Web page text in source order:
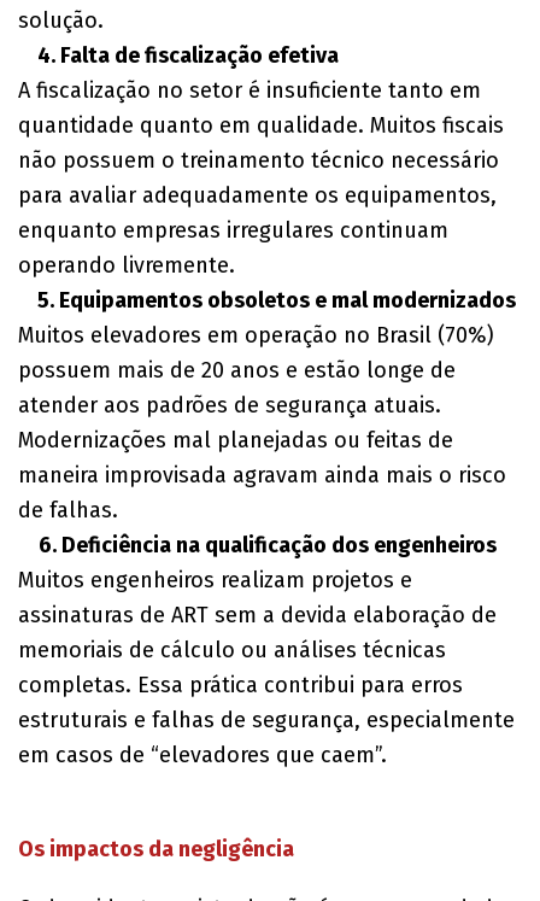
solução.
4. Falta de fiscalização efetiva
A fiscalização no setor é insuficiente tanto em
quantidade quanto em qualidade. Muitos fiscais
não possuem o treinamento técnico necessário
para avaliar adequadamente os equipamentos,
enquanto empresas irregulares continuam
operando livremente.
5. Equipamentos obsoletos e mal modernizados
Muitos elevadores em operação no Brasil (70%)
possuem mais de 20 anos e estão longe de
atender aos padrões de segurança atuais.
Modernizações mal planejadas ou feitas de
maneira improvisada agravam ainda mais o risco
de falhas.
6. Deficiência na qualificação dos engenheiros
Muitos engenheiros realizam projetos e
assinaturas de ART sem a devida elaboração de
memoriais de cálculo ou análises técnicas
completas. Essa prática contribui para erros
estruturais e falhas de segurança, especialmente
em casos de “elevadores que caem”.
Os impactos da negligência